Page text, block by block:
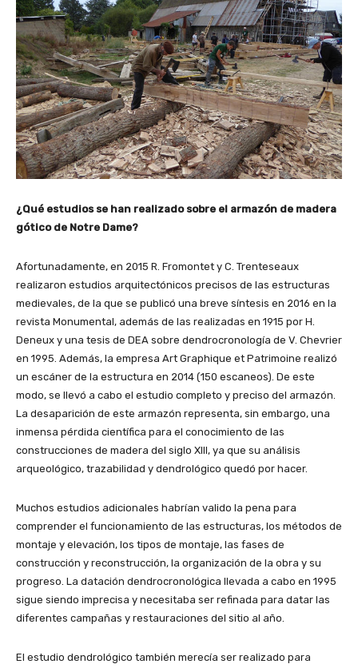
¿Qué estudios se han realizado sobre el armazón de madera
gótico de Notre Dame?
Afortunadamente, en 2015 R. Fromontet y C. Trenteseaux
realizaron estudios arquitectónicos precisos de las estructuras
medievales, de la que se publicó una breve síntesis en 2016 en la
revista Monumental, además de las realizadas en 1915 por H.
Deneux y una tesis de DEA sobre dendrocronología de V. Chevrier
en 1995. Además, la empresa Art Graphique et Patrimoine realizó
un escáner de la estructura en 2014 (150 escaneos). De este
modo, se llevó a cabo el estudio completo y preciso del armazón.
La desaparición de este armazón representa, sin embargo, una
inmensa pérdida científica para el conocimiento de las
construcciones de madera del siglo XIII, ya que su análisis
arqueológico, trazabilidad y dendrológico quedó por hacer.
Muchos estudios adicionales habrían valido la pena para
comprender el funcionamiento de las estructuras, los métodos de
montaje y elevación, los tipos de montaje, las fases de
construcción y reconstrucción, la organización de la obra y su
progreso. La datación dendrocronológica llevada a cabo en 1995
sigue siendo imprecisa y necesitaba ser refinada para datar las
diferentes campañas y restauraciones del sitio al año.
El estudio dendrológico también merecía ser realizado para